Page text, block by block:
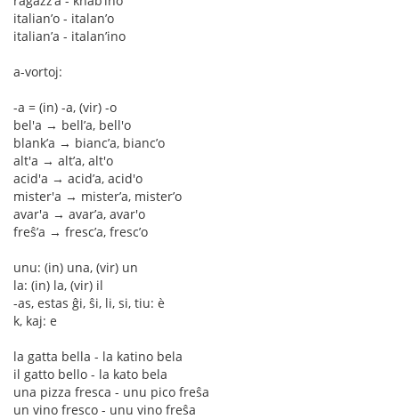
italian’o - italan’o
italian’a - italan’ino
a-vortoj:
-a = (in) -a, (vir) -o
bel'a → bell’a, bell'o
blank’a → bianc’a, bianc’o
alt'a → alt’a, alt'o
acid'a → acid’a, acid'o
mister'a → mister’a, mister’o
avar'a → avar’a, avar'o
freŝ’a → fresc’a, fresc’o
unu: (in) una, (vir) un
la: (in) la, (vir) il
-as, estas ĝi, ŝi, li, si, tiu: è
k, kaj: e
la gatta bella - la katino bela
il gatto bello - la kato bela
una pizza fresca - unu pico freŝa
un vino fresco - unu vino freŝa